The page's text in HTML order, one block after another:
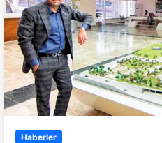
Haberler